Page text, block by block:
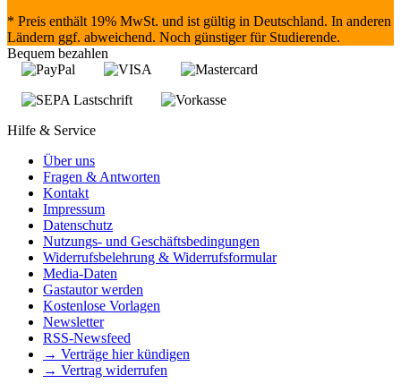
* Preis enthält 19% MwSt. und ist gültig in Deutschland. In anderen
Ländern ggf. abweichend. Noch günstiger für Studierende.
Bequem bezahlen
Hilfe & Service
Über uns
Fragen & Antworten
Kontakt
Impressum
Datenschutz
Nutzungs- und Geschäftsbedingungen
Widerrufsbelehrung & Widerrufsformular
Media-Daten
Gastautor werden
Kostenlose Vorlagen
Newsletter
RSS-Newsfeed
→ Verträge hier kündigen
→ Vertrag widerrufen